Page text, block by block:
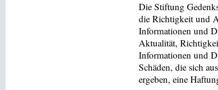
Die Stiftung
die Richtigkeit und
Informationen und
Aktualität,
Informationen und
Schäden, die sich
ergeben, eine